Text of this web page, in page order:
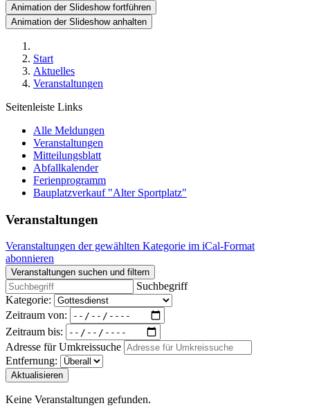
Animation der Slideshow fortführen
Animation der Slideshow anhalten
Start
Aktuelles
Veranstaltungen
Seitenleiste Links
Alle Meldungen
Veranstaltungen
Mitteilungsblatt
Abfallkalender
Ferienprogramm
Bauplatzverkauf "Alter Sportplatz"
Veranstaltungen
Veranstaltungen der gewählten Kategorie im iCal-Format
abonnieren
Veranstaltungen suchen und filtern
Suchbegriff
Kategorie:
Zeitraum von:
Zeitraum bis:
Adresse für Umkreissuche
Entfernung:
Aktualisieren
Keine Veranstaltungen gefunden.